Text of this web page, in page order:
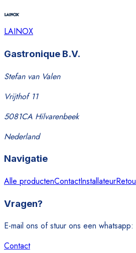
LAINOX
Gastronique B.V.
Stefan van Valen
Vrijthof 11
5081CA Hilvarenbeek
Nederland
Navigatie
Alle productenContactInstallateur
Vragen?
E-mail ons of stuur ons een whatsapp:
Contact